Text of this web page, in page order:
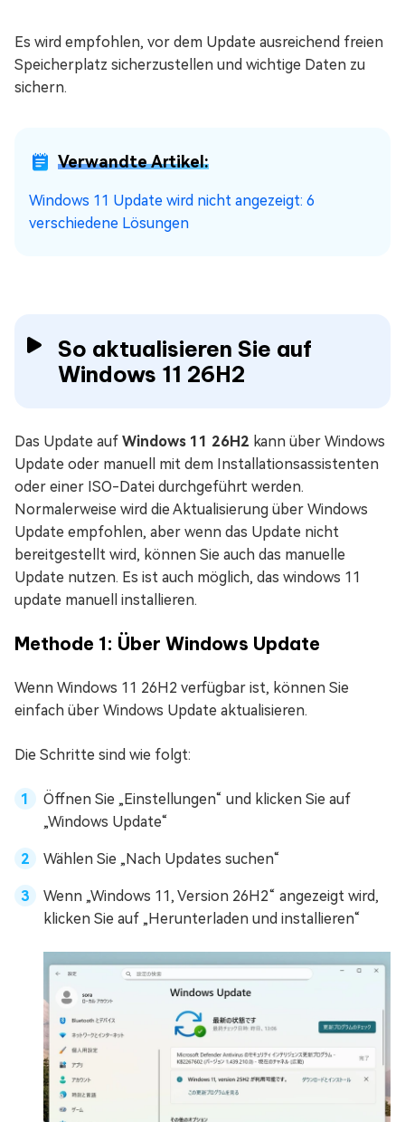
Es wird empfohlen, vor dem Update ausreichend freien
Speicherplatz sicherzustellen und wichtige Daten zu
sichern.
Verwandte Artikel:
Windows 11 Update wird nicht angezeigt: 6
verschiedene Lösungen
So aktualisieren Sie auf
Windows 11 26H2
Das Update auf Windows 11 26H2 kann über Windows
Update oder manuell mit dem Installationsassistenten
oder einer ISO-Datei durchgeführt werden.
Normalerweise wird die Aktualisierung über Windows
Update empfohlen, aber wenn das Update nicht
bereitgestellt wird, können Sie auch das manuelle
Update nutzen. Es ist auch möglich, das windows 11
update manuell installieren.
Methode 1: Über Windows Update
Wenn Windows 11 26H2 verfügbar ist, können Sie
einfach über Windows Update aktualisieren.
Die Schritte sind wie folgt:
Öffnen Sie „Einstellungen“ und klicken Sie auf
„Windows Update“
Wählen Sie „Nach Updates suchen“
Wenn „Windows 11, Version 26H2“ angezeigt wird,
klicken Sie auf „Herunterladen und installieren“